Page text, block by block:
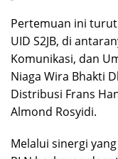
Pertemuan ini
UID S2JB, di
Komunikasi, dan
Niaga Wira Bhakti
Distribusi Frans
Almond Rosyidi.
Melalui sinergi